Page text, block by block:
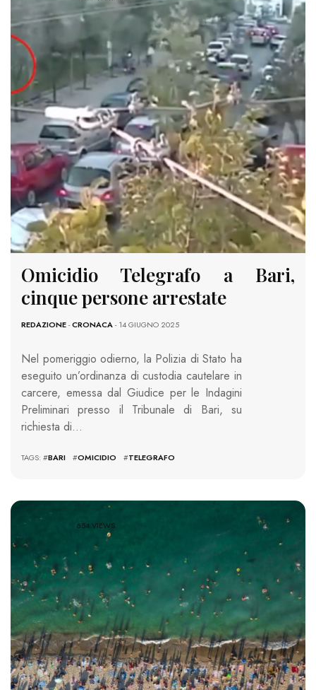
Omicidio Telegrafo a Bari,
cinque persone arrestate
REDAZIONE-CRONACA- 14 GIUGNO 2025
Nel pomeriggio odierno, la Polizia di Stato ha
eseguito un’ordinanza di custodia cautelare in
carcere, emessa dal Giudice per le Indagini
Preliminari presso il Tribunale di Bari, su
richiesta di…
TAGS: #BARI #OMICIDIO #TELEGRAFO
654 VIEWS